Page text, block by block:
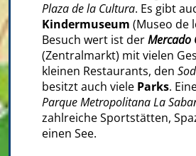
Plaza de la Cultura. Es gibt
Kindermuseum (Museo de
Besuch wert ist derMercado
(Zentralmarkt) mit vielen
kleinen Restaurants, den
besitzt auch viele Parks.
Parque Metropolitana La
zahlreiche Sportstätten,
einen See.